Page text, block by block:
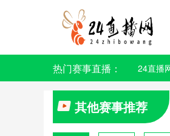
热门赛事直播： 24直播
其他赛事推荐